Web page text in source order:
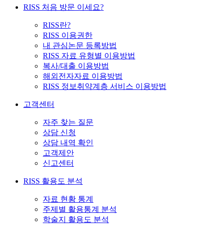
RISS 처음 방문 이세요?
RISS란?
RISS 이용권한
내 관심논문 등록방법
RISS 자료 유형별 이용방법
복사/대출 이용방법
해외전자자료 이용방법
RISS 정보취약계층 서비스 이용방법
고객센터
자주 찾는 질문
상담 신청
상담 내역 확인
고객제안
신고센터
RISS 활용도 분석
자료 현황 통계
주제별 활용통계 분석
학술지 활용도 분석